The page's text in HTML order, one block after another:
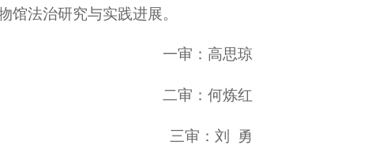
法治研究与实践进展。
一审：高思琼
二审：何炼红
三审：刘 勇